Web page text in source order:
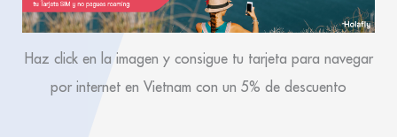
Haz click en la imagen y consigue tu tarjeta para navegar
por internet en Vietnam con un 5% de descuento